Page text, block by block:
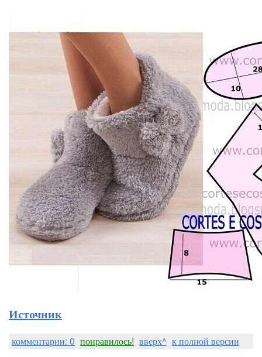
Источник
комментарии: 0 понравилось! вверх^ к полной версии